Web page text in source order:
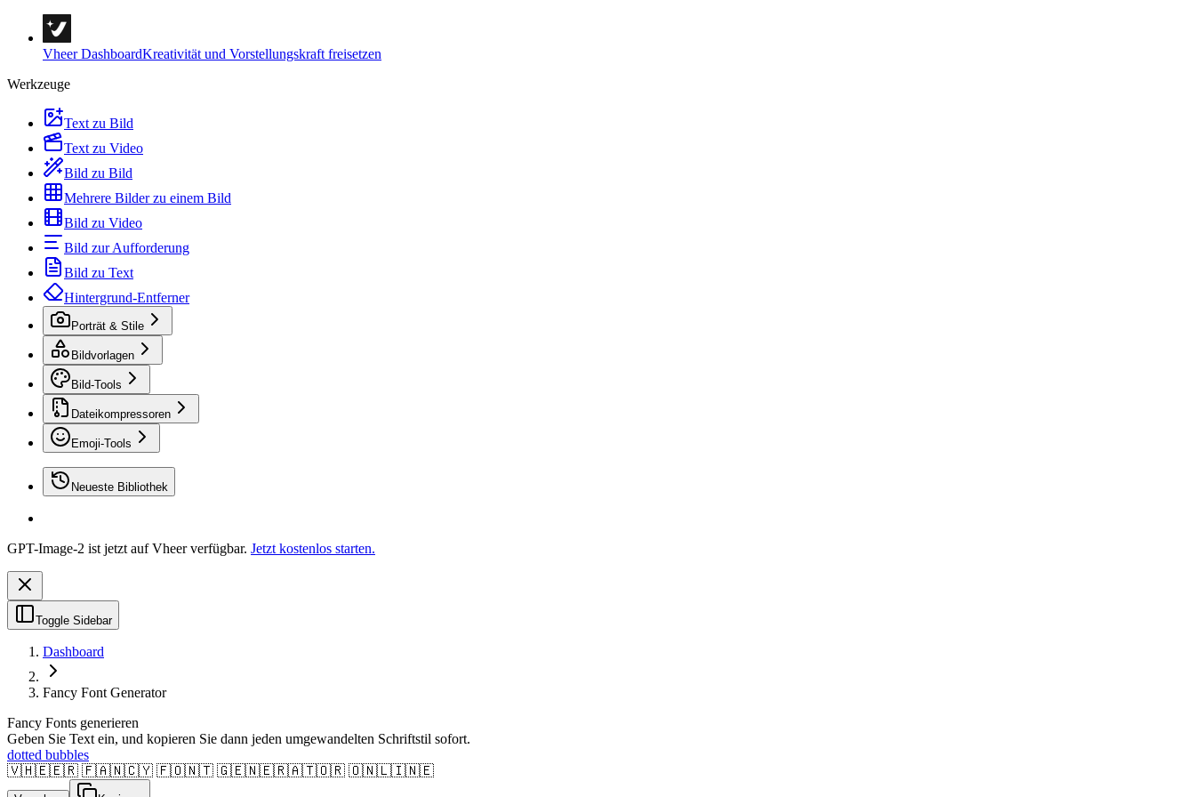
Vheer DashboardKreativität und Vorstellungskraft freisetzen
Werkzeuge
Text zu Bild
Text zu Video
Bild zu Bild
Mehrere Bilder zu einem Bild
Bild zu Video
Bild zur Aufforderung
Bild zu Text
Hintergrund-Entferner
Porträt & Stile
Bildvorlagen
Bild-Tools
Dateikompressoren
Emoji-Tools
Neueste Bibliothek
GPT-Image-2 ist jetzt auf Vheer verfügbar. Jetzt kostenlos starten.
Toggle Sidebar
Dashboard
Fancy Font Generator
Fancy Fonts generieren
Geben Sie Text ein, und kopieren Sie dann jeden umgewandelten Schriftstil sofort.
dotted bubbles
🇻🇭🇪🇪🇷 🇫🇦🇳🇨🇾 🇫🇴🇳🇹 🇬🇪🇳🇪🇷🇦🇹🇴🇷 🇴🇳🇱🇮🇳🇪